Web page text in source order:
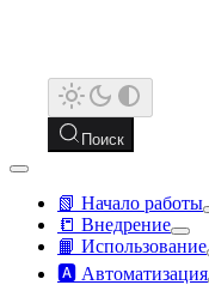
Поиск
📗 Начало работы
📒 Внедрение
📙 Использование
🅰️ Автоматизация